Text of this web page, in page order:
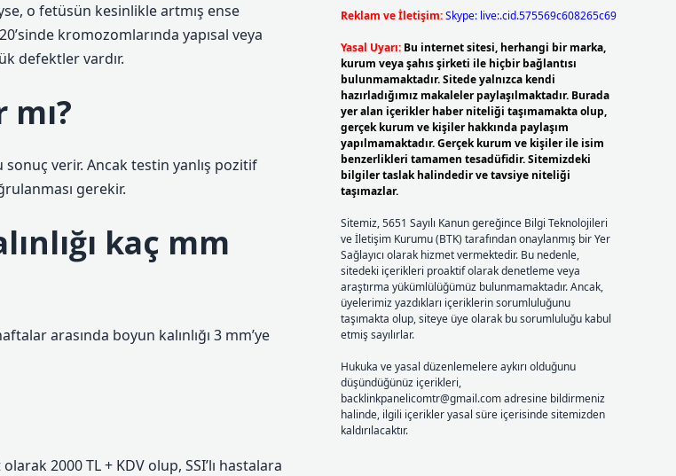
o fetüsün kesinlikle artmış ense
kromozomlarında yapısal veya
defektler vardır.
verir. Ancak testin yanlış pozitif
gerekir.
kaç mm
arasında boyun kalınlığı 3 mm’ye
2000 TL + KDV olup, SSI’lı hastalara
Reklam ve İletişim:Skype: live:.cid.575569c608265c69
Yasal Uyarı: Bu internet sitesi, herhangi bir marka,
kurum veya şahıs şirketi ile hiçbir bağlantısı
bulunmamaktadır. Sitede yalnızca kendi
hazırladığımız makaleler paylaşılmaktadır. Burada
yer alan içerikler haber niteliği taşımamakta olup,
gerçek kurum ve kişiler hakkında paylaşım
yapılmamaktadır. Gerçek kurum ve kişiler ile isim
benzerlikleri tamamen tesadüfidir. Sitemizdeki
bilgiler taslak halindedir ve tavsiye niteliği
taşımazlar.
Sitemiz, 5651 Sayılı Kanun gereğince Bilgi Teknolojileri
ve İletişim Kurumu (BTK) tarafından onaylanmış bir Yer
Sağlayıcı olarak hizmet vermektedir. Bu nedenle,
sitedeki içerikleri proaktif olarak denetleme veya
araştırma yükümlülüğümüz bulunmamaktadır. Ancak,
üyelerimiz yazdıkları içeriklerin sorumluluğunu
taşımakta olup, siteye üye olarak bu sorumluluğu kabul
etmiş sayılırlar.
Hukuka ve yasal düzenlemelere aykırı olduğunu
düşündüğünüz içerikleri,
backlinkpanelicomtr@gmail.comadresine bildirmeniz
halinde, ilgili içerikler yasal süre içerisinde sitemizden
kaldırılacaktır.